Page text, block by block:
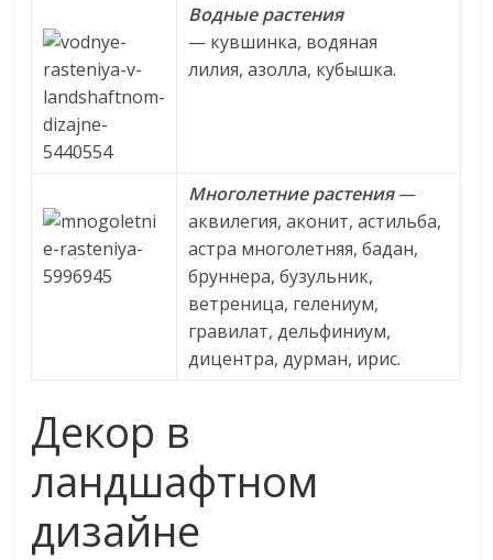
Водные растения
— кувшинка, водяная
лилия, азолла, кубышка.
Многолетние растения—
аквилегия, аконит, астильба,
астра многолетняя, бадан,
бруннера, бузульник,
ветреница, гелениум,
гравилат, дельфиниум,
дицентра, дурман, ирис.
Декор в
ландшафтном
дизайне